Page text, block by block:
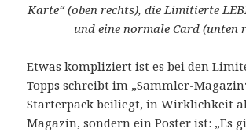
Karte“ (oben rechts), die Limitierte
und eine normale Card (unten
Etwas kompliziert ist es bei den
Topps schreibt im „Sammler-
Starterpack beiliegt, in Wirklichkeit
Magazin, sondern ein Poster ist: „Es